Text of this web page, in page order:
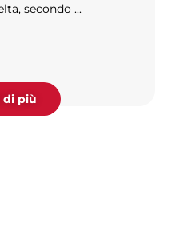
secondo ...
di più